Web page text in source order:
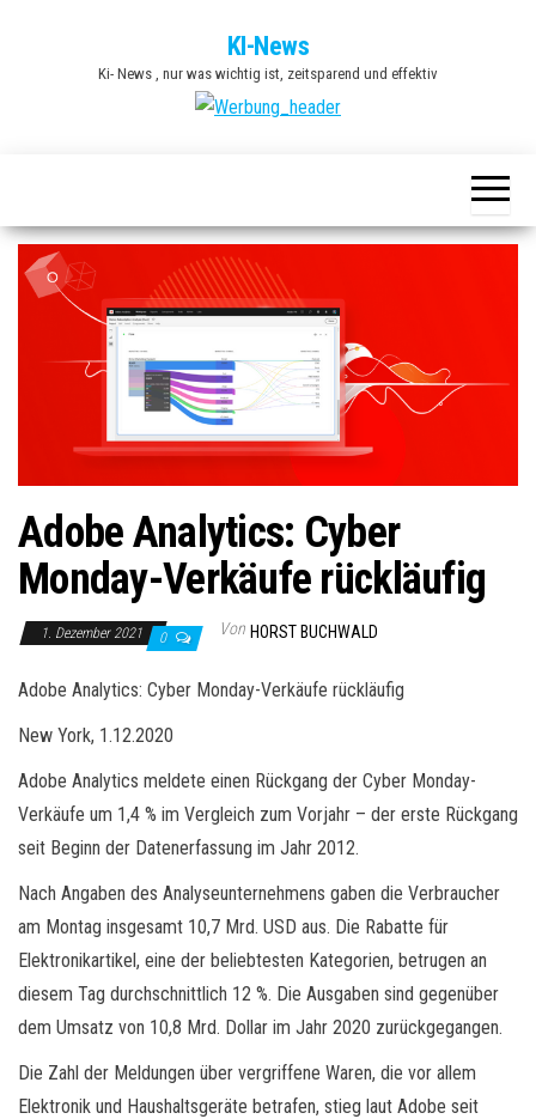
KI-News
Ki- News , nur was wichtig ist, zeitsparend und effektiv
Adobe Analytics: Cyber
Monday-Verkäufe rückläufig
1. Dezember 2021 0 Von HORST BUCHWALD
Adobe Analytics: Cyber Monday-Verkäufe rückläufig
New York, 1.12.2020
Adobe Analytics meldete einen Rückgang der Cyber Monday-
Verkäufe um 1,4 % im Vergleich zum Vorjahr – der erste Rückgang
seit Beginn der Datenerfassung im Jahr 2012.
Nach Angaben des Analyseunternehmens gaben die Verbraucher
am Montag insgesamt 10,7 Mrd. USD aus. Die Rabatte für
Elektronikartikel, eine der beliebtesten Kategorien, betrugen an
diesem Tag durchschnittlich 12 %. Die Ausgaben sind gegenüber
dem Umsatz von 10,8 Mrd. Dollar im Jahr 2020 zurückgegangen.
Die Zahl der Meldungen über vergriffene Waren, die vor allem
Elektronik und Haushaltsgeräte betrafen, stieg laut Adobe seit